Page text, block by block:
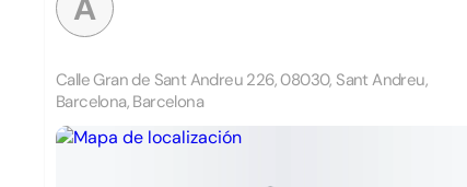
Calle Gran de Sant Andreu 226, 08030, Sant Andreu,
Barcelona, Barcelona